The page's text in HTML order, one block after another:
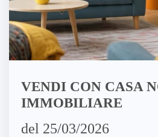
VENDI CON CASA
IMMOBILIARE
del 25/03/2026